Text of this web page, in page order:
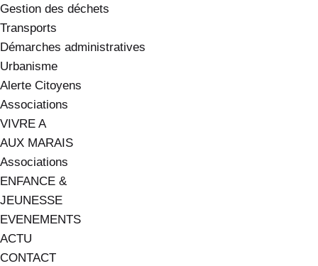
Gestion des déchets
Transports
Démarches administratives
Urbanisme
Alerte Citoyens
Associations
VIVRE A
AUX MARAIS
Associations
ENFANCE &
JEUNESSE
EVENEMENTS
ACTU
CONTACT